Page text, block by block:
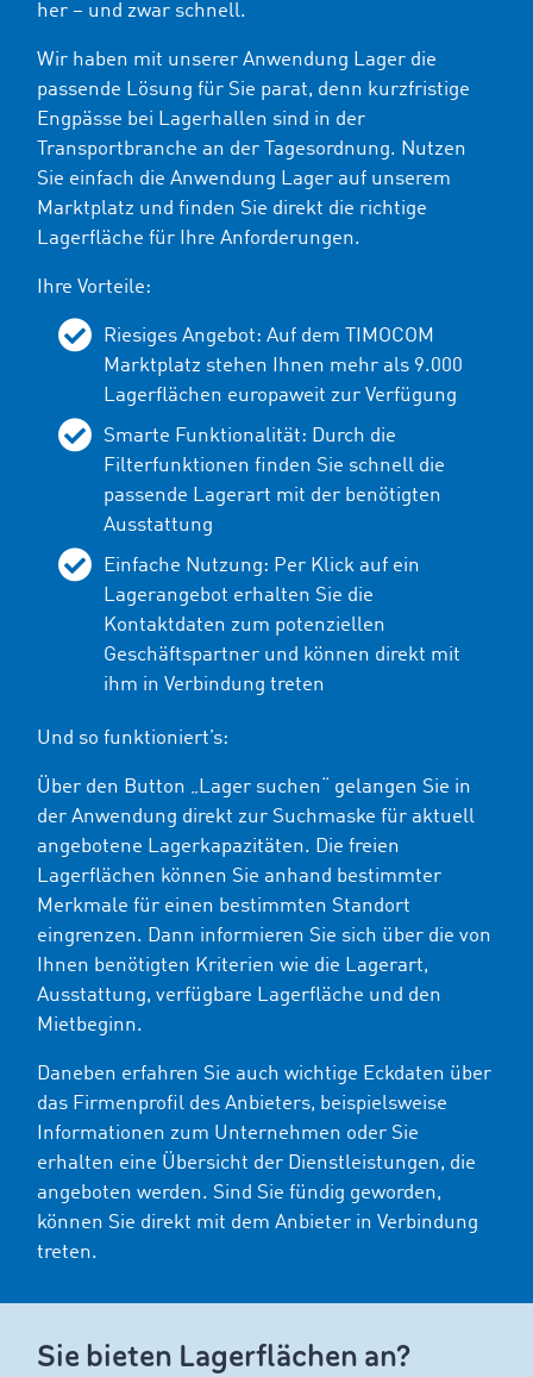
her – und zwar schnell.
Wir haben mit unserer Anwendung Lager die
passende Lösung für Sie parat, denn kurzfristige
Engpässe bei Lagerhallen sind in der
Transportbranche an der Tagesordnung. Nutzen
Sie einfach die Anwendung Lager auf unserem
Marktplatz und finden Sie direkt die richtige
Lagerfläche für Ihre Anforderungen.
Ihre Vorteile:
Riesiges Angebot: Auf dem TIMOCOM
Marktplatz stehen Ihnen mehr als 9.000
Lagerflächen europaweit zur Verfügung
Smarte Funktionalität: Durch die
Filterfunktionen finden Sie schnell die
passende Lagerart mit der benötigten
Ausstattung
Einfache Nutzung: Per Klick auf ein
Lagerangebot erhalten Sie die
Kontaktdaten zum potenziellen
Geschäftspartner und können direkt mit
ihm in Verbindung treten
Und so funktioniert’s:
Über den Button „Lager suchen“ gelangen Sie in
der Anwendung direkt zur Suchmaske für aktuell
angebotene Lagerkapazitäten. Die freien
Lagerflächen können Sie anhand bestimmter
Merkmale für einen bestimmten Standort
eingrenzen. Dann informieren Sie sich über die von
Ihnen benötigten Kriterien wie die Lagerart,
Ausstattung, verfügbare Lagerfläche und den
Mietbeginn.
Daneben erfahren Sie auch wichtige Eckdaten über
das Firmenprofil des Anbieters, beispielsweise
Informationen zum Unternehmen oder Sie
erhalten eine Übersicht der Dienstleistungen, die
angeboten werden. Sind Sie fündig geworden,
können Sie direkt mit dem Anbieter in Verbindung
treten.
Sie bieten Lagerflächen an?